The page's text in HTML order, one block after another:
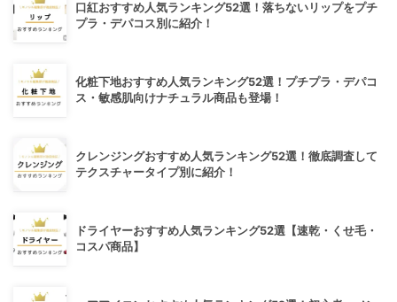
口紅おすすめ人気ランキング52選！落ちないリップをプチ
プラ・デパコス別に紹介！
化粧下地おすすめ人気ランキング52選！プチプラ・デパコ
ス・敏感肌向けナチュラル商品も登場！
クレンジングおすすめ人気ランキング52選！徹底調査して
テクスチャータイプ別に紹介！
ドライヤーおすすめ人気ランキング52選【速乾・くせ毛・
コスパ商品】